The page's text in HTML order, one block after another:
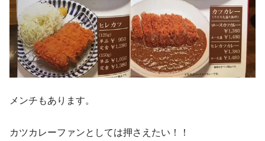
メンチもあります。
カツカレーファンとしては押さえたい！！